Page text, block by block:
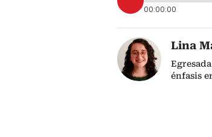
00:00:00
Lina
énfasis